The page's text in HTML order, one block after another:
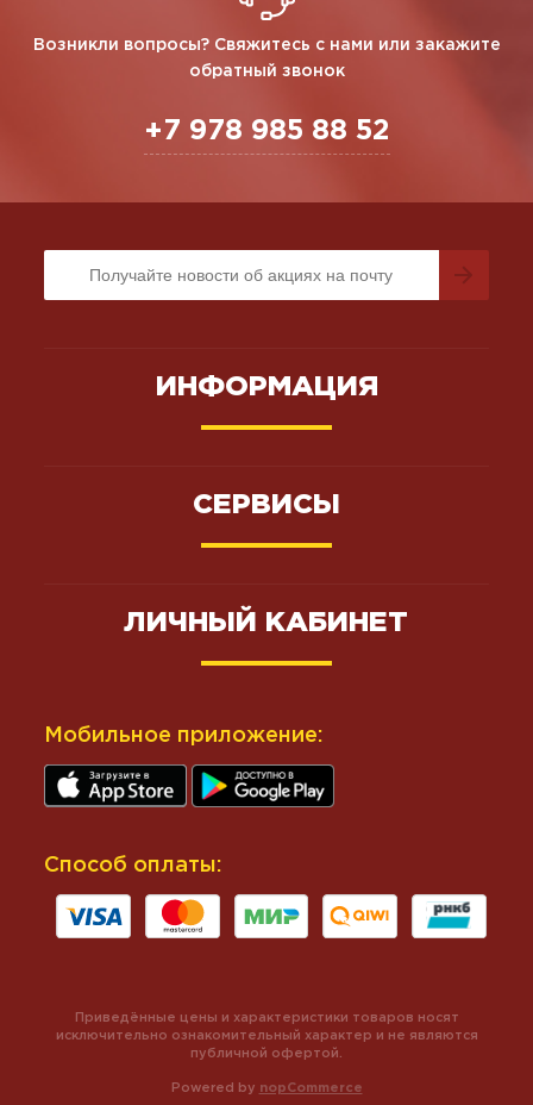
Возникли вопросы? Свяжитесь с нами или закажите
обратный звонок
+7 978 985 88 52
ИНФОРМАЦИЯ
СЕРВИСЫ
ЛИЧНЫЙ КАБИНЕТ
Мобильное приложение:
Способ оплаты:
Powered by nopCommerce
Приведённые цены и характеристики товаров носят
исключительно ознакомительный характер и не являются
публичной офертой.